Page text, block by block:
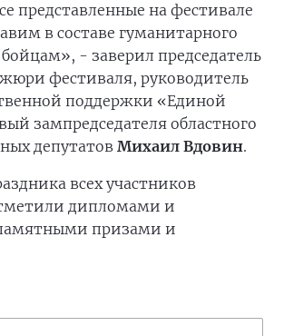
представленные на фестивале
в составе гуманитарного
- заверил председатель
фестиваля, руководитель
поддержки «Единой
зампредседателя областного
депутатов Михаил Вдовин.
всех участников
дипломами и
призами и